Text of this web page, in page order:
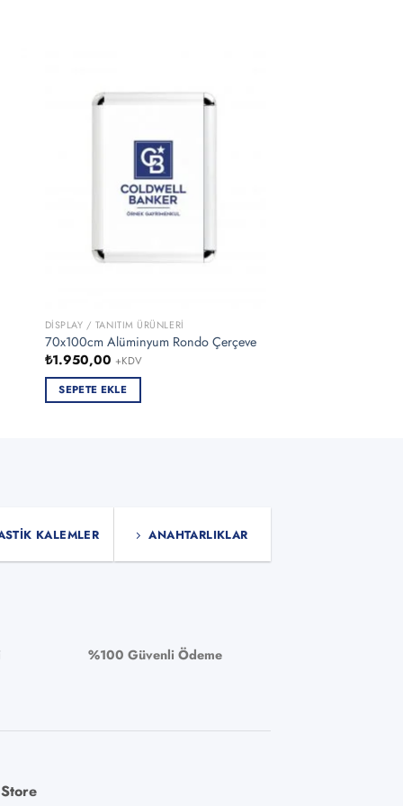
DISPLAY / TANITIM ÜRÜNLERI
70x100cm Alüminyum Rondo Çerçeve
₺1.950,00 +KDV
SEPETE EKLE
KALEMLER ANAHTARLIKLAR
%100 Güvenli Ödeme